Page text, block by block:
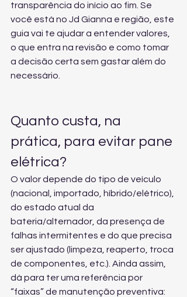
transparência do início ao fim. Se
você está no Jd Gianna e região, este
guia vai te ajudar a entender valores,
o que entra na revisão e como tomar
a decisão certa sem gastar além do
necessário.
Quanto custa, na
prática, para evitar pane
elétrica?
O valor depende do tipo de veículo
(nacional, importado, híbrido/elétrico),
do estado atual da
bateria/alternador, da presença de
falhas intermitentes e do que precisa
ser ajustado (limpeza, reaperto, troca
de componentes, etc.). Ainda assim,
dá para ter uma referência por
“faixas” de manutenção preventiva: